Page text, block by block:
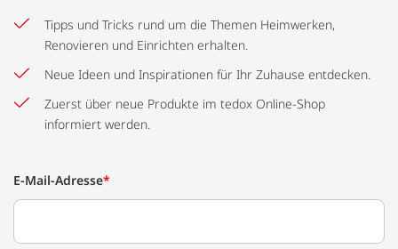
Tipps und Tricks rund um die Themen Heimwerken,
Renovieren und Einrichten erhalten.
Neue Ideen und Inspirationen für Ihr Zuhause entdecken.
Zuerst über neue Produkte im tedox Online-Shop
informiert werden.
E-Mail-Adresse*